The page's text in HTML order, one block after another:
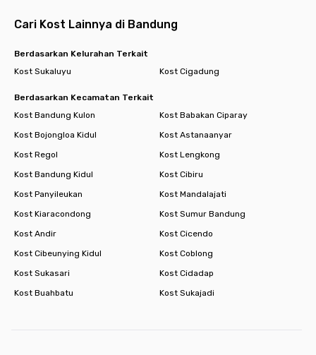
Cari Kost Lainnya di Bandung
Berdasarkan Kelurahan Terkait
Kost Sukaluyu
Kost Cigadung
Berdasarkan Kecamatan Terkait
Kost Bandung Kulon
Kost Babakan Ciparay
Kost Bojongloa Kidul
Kost Astanaanyar
Kost Regol
Kost Lengkong
Kost Bandung Kidul
Kost Cibiru
Kost Panyileukan
Kost Mandalajati
Kost Kiaracondong
Kost Sumur Bandung
Kost Andir
Kost Cicendo
Kost Cibeunying Kidul
Kost Coblong
Kost Sukasari
Kost Cidadap
Kost Buahbatu
Kost Sukajadi